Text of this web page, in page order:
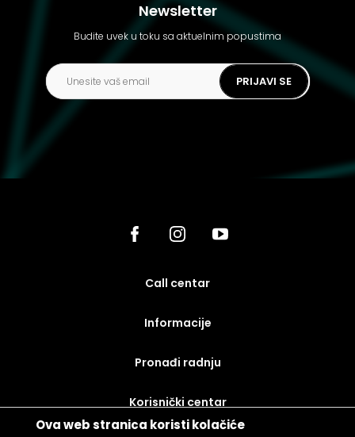
Ova web stranica koristi kolačiće
Newsletter
Budite uvek u toku sa aktuelnim popustima
PRIJAVI SE
call centar
Informacije
Pronađi radnju
korisnički centar